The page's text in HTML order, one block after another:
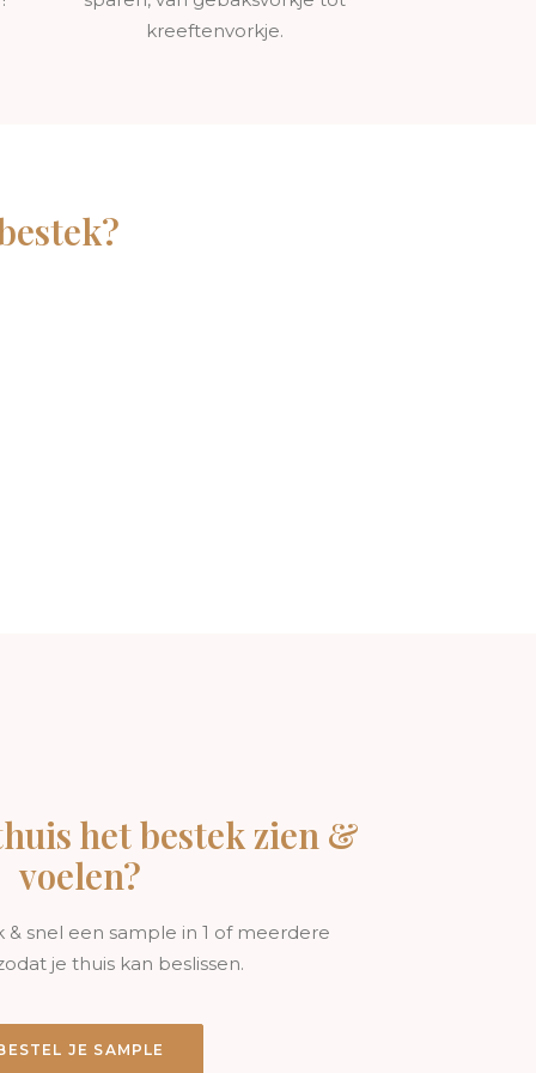
merk in luxe bestek. Door traditionele
worden geprezen om hun schoonheid
end bestek.
het nu voor een romantisch diner is of
set die bij jou past en geniet van de
kreeftenvorkje.
het bestek zien &
voelen?
& snel een sample in 1 of meerdere
je thuis kan beslissen.
JE SAMPLE